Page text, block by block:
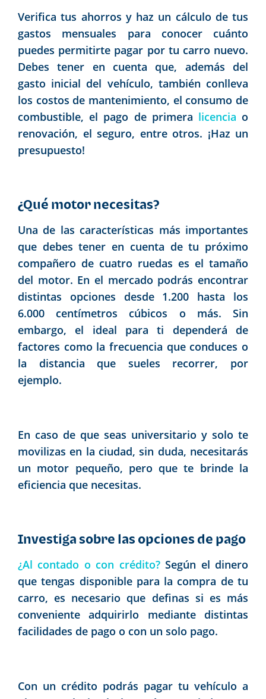
Verifica tus ahorros y haz un cálculo de tus
gastos mensuales para conocer cuánto
puedes permitirte pagar por tu carro nuevo.
Debes tener en cuenta que, además del
gasto inicial del vehículo, también conlleva
los costos de mantenimiento, el consumo de
combustible, el pago de primera licencia o
renovación, el seguro, entre otros. ¡Haz un
presupuesto!
¿Qué motor necesitas?
Una de las características más importantes
que debes tener en cuenta de tu próximo
compañero de cuatro ruedas es el tamaño
del motor. En el mercado podrás encontrar
distintas opciones desde 1.200 hasta los
6.000 centímetros cúbicos o más. Sin
embargo, el ideal para ti dependerá de
factores como la frecuencia que conduces o
la distancia que sueles recorrer, por
ejemplo.
En caso de que seas universitario y solo te
movilizas en la ciudad, sin duda, necesitarás
un motor pequeño, pero que te brinde la
eficiencia que necesitas.
Investiga sobre las opciones de pago
¿Al contado o con crédito?Según el dinero
que tengas disponible para la compra de tu
carro, es necesario que definas si es más
conveniente adquirirlo mediante distintas
facilidades de pago o con un solo pago.
Con un crédito podrás pagar tu vehículo a